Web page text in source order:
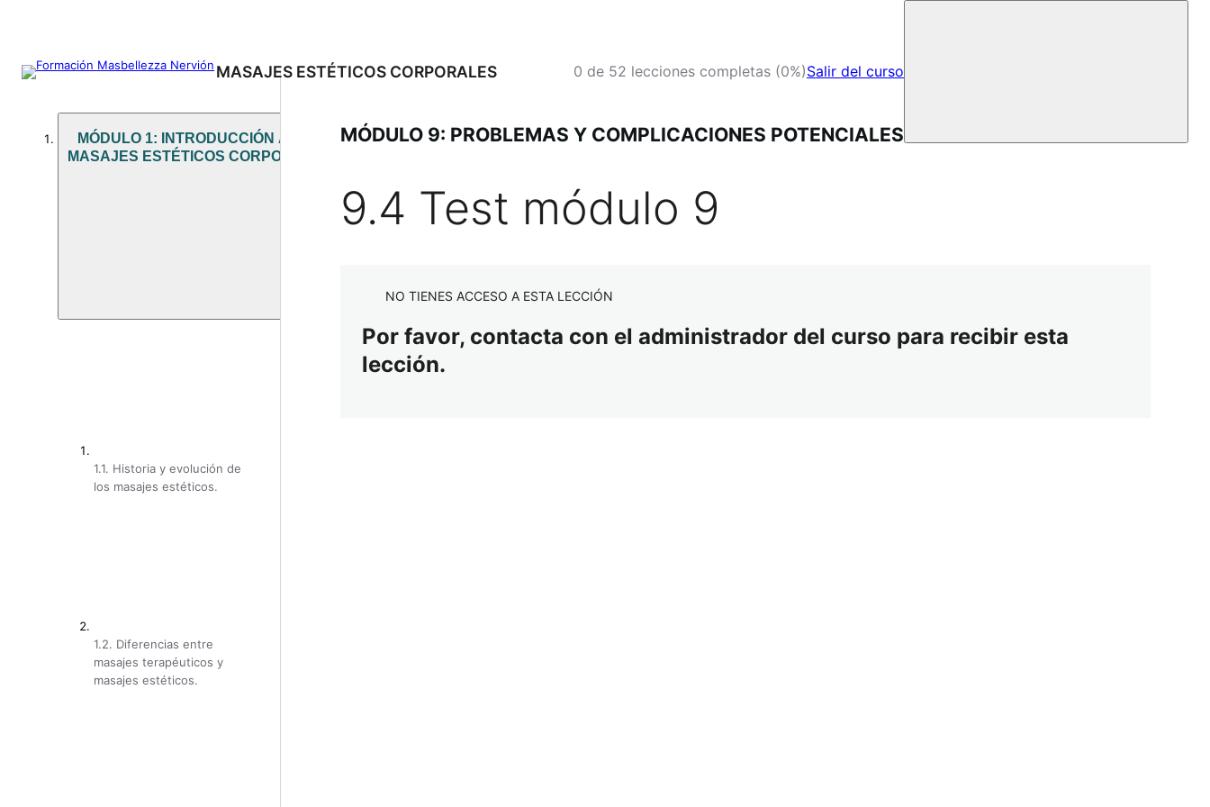
MASAJES ESTÉTICOS CORPORALES 0 de 52 lecciones completas (0%)Salir del curso
MÓDULO 1: INTRODUCCIÓN A LOS
MASAJES ESTÉTICOS CORPORALES
1.1. Historia y evolución de
los masajes estéticos.
1.2. Diferencias entre
masajes terapéuticos y
masajes estéticos.
MÓDULO 9: PROBLEMAS Y COMPLICACIONES POTENCIALES
9.4 Test módulo 9
NO TIENES ACCESO A ESTA LECCIÓN
Por favor, contacta con el administrador del curso para recibir esta
lección.